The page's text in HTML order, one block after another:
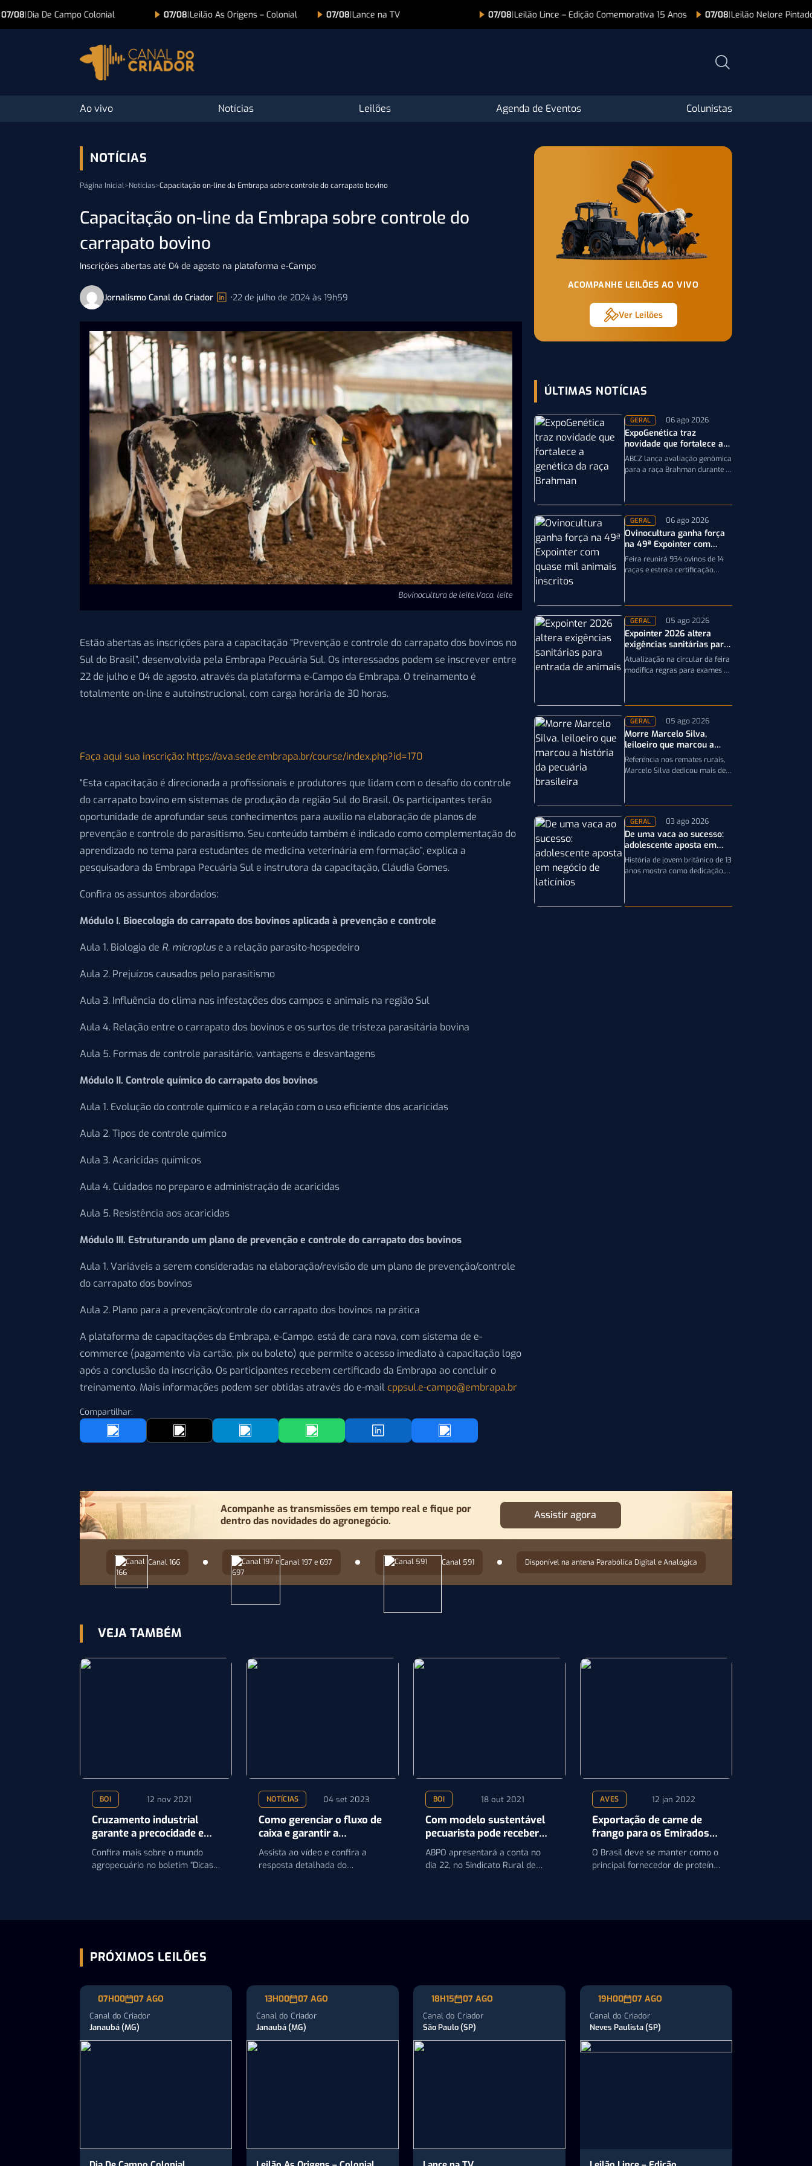
07/08|Leilão As Origens – Colonial 07/08|Lance na TV 07/08|Leilão Lince – Edição Comemorativa 15 Anos 07/08|Leilão Nelore Pintado HL 08/08|Programa Pampa
Ao vivo Notícias Leilões Agenda de Eventos Colunistas
NOTÍCIAS
Página Inicial>Notícias>Capacitação on-line da Embrapa sobre controle do carrapato bovino
Capacitação on-line da Embrapa sobre controle do
carrapato bovino
Inscrições abertas até 04 de agosto na plataforma e-Campo
Jornalismo Canal do Criador •22 de julho de 2024 às 19h59
Bovinocultura de leite,Vaca, leite
Estão abertas as inscrições para a capacitação “Prevenção e controle do carrapato dos bovinos no
Sul do Brasil”, desenvolvida pela Embrapa Pecuária Sul. Os interessados podem se inscrever entre
22 de julho e 04 de agosto, através da plataforma e-Campo da Embrapa. O treinamento é
totalmente on-line e autoinstrucional, com carga horária de 30 horas.
Faça aqui sua inscrição: https://ava.sede.embrapa.br/course/index.php?id=170
“Esta capacitação é direcionada a profissionais e produtores que lidam com o desafio do controle
do carrapato bovino em sistemas de produção da região Sul do Brasil. Os participantes terão
oportunidade de aprofundar seus conhecimentos para auxílio na elaboração de planos de
prevenção e controle do parasitismo. Seu conteúdo também é indicado como complementação do
aprendizado no tema para estudantes de medicina veterinária em formação”, explica a
pesquisadora da Embrapa Pecuária Sul e instrutora da capacitação, Cláudia Gomes.
Confira os assuntos abordados:
Módulo I. Bioecologia do carrapato dos bovinos aplicada à prevenção e controle
Aula 1. Biologia de R. microplus e a relação parasito-hospedeiro
Aula 2. Prejuízos causados pelo parasitismo
Aula 3. Influência do clima nas infestações dos campos e animais na região Sul
Aula 4. Relação entre o carrapato dos bovinos e os surtos de tristeza parasitária bovina
Aula 5. Formas de controle parasitário, vantagens e desvantagens
Módulo II. Controle químico do carrapato dos bovinos
Aula 1. Evolução do controle químico e a relação com o uso eficiente dos acaricidas
Aula 2. Tipos de controle químico
Aula 3. Acaricidas químicos
Aula 4. Cuidados no preparo e administração de acaricidas
Aula 5. Resistência aos acaricidas
Módulo III. Estruturando um plano de prevenção e controle do carrapato dos bovinos
Aula 1. Variáveis a serem consideradas na elaboração/revisão de um plano de prevenção/controle
do carrapato dos bovinos
Aula 2. Plano para a prevenção/controle do carrapato dos bovinos na prática
A plataforma de capacitações da Embrapa, e-Campo, está de cara nova, com sistema de e-
commerce (pagamento via cartão, pix ou boleto) que permite o acesso imediato à capacitação logo
após a conclusão da inscrição. Os participantes recebem certificado da Embrapa ao concluir o
treinamento. Mais informações podem ser obtidas através do e-mail cppsul.e-campo@embrapa.br
Compartilhar:
ACOMPANHE LEILÕES AO VIVO
Ver Leilões
ÚLTIMAS NOTÍCIAS
GERAL 06 ago 2026
ExpoGenética traz
novidade que fortalece a
genética da raça Brahman
ABCZ lança avaliação genômica
para a raça Brahman durante a
dos rebanhos
GERAL 06 ago 2026
Ovinocultura ganha força
na 49ª Expointer com
quase mil animais
inscritos
Feira reunirá 934 ovinos de 14
raças e estreia certificação
GERAL 05 ago 2026
Expointer 2026 altera
exigências sanitárias para
entrada de animais;
entenda
Atualização na circular da feira
modifica regras para exames e
Expointer 2026
GERAL 05 ago 2026
Morre Marcelo Silva,
leiloeiro que marcou a
história da pecuária
brasileira
Referência nos remates rurais,
Marcelo Silva dedicou mais de
Crioulos,…
GERAL 03 ago 2026
De uma vaca ao sucesso:
adolescente aposta em
negócio de laticínios
História de jovem britânico de 13
anos mostra como dedicação,
transformar uma única…
Acompanhe as transmissões em tempo real e fique por
dentro das novidades do agronegócio.
Assistir agora
Canal 166 Canal 197 e 697 Canal 591 Disponível na antena Parabólica Digital e Analógica
VEJA TAMBÉM
BOI 12 nov 2021
Cruzamento industrial
garante a precocidade e
maior qualidade da carne
Confira mais sobre o mundo
agropecuário no boletim “Dicas
NOTÍCIAS 04 set 2023
Como gerenciar o fluxo de
caixa e garantir a
sustentabilidade do seu
negócio?
Assista ao vídeo e confira a
resposta detalhada do
BOI 18 out 2021
Com modelo sustentável
pecuarista pode receber
até R$ 100 a mais por
cabeça
ABPO apresentará a conta no
dia 22, no Sindicato Rural de
AVES 12 jan 2022
Exportação de carne de
frango para os Emirados
Árabes cresce quase 30%
em 2021, diz ABPA
O Brasil deve se manter como o
principal fornecedor de proteína
PRÓXIMOS LEILÕES
07H00 07 AGO
Canal do Criador
Janaubá (MG)
13H00 07 AGO
Canal do Criador
Janaubá (MG)
18H15 07 AGO
Canal do Criador
São Paulo (SP)
19H00 07 AGO
Canal do Criador
Neves Paulista (SP)